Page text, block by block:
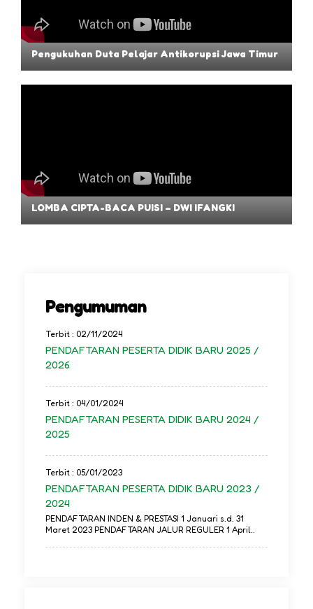
Pengukuhan Duta Pelajar Antikorupsi Jawa Timur
LOMBA CIPTA-BACA PUISI – DWI IFANGKI
Pengumuman
Terbit : 02/11/2024
PENDAFTARAN PESERTA DIDIK BARU 2025 /
2026
Terbit : 04/01/2024
PENDAFTARAN PESERTA DIDIK BARU 2024 /
2025
Terbit : 05/01/2023
PENDAFTARAN PESERTA DIDIK BARU 2023 /
2024
PENDAFTARAN INDEN & PRESTASI 1 Januari s.d. 31
Maret 2023 PENDAFTARAN JALUR REGULER 1 April..